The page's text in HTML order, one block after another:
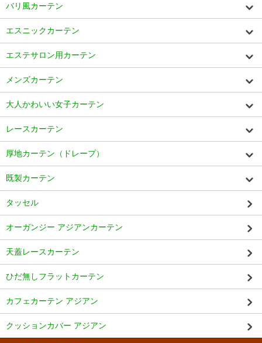
バリ風カーテン
エスニックカーテン
エステサロン用カーテン
メンズカーテン
大人かわいい女子カーテン
レースカーテン
厚地カーテン（ドレープ）
既製カーテン
タッセル
オーガンジー アジアンカーテン
天蓋レースカーテン
ひだ無しフラットカーテン
カフェカーテン アジアン
クッションカバー アジアン